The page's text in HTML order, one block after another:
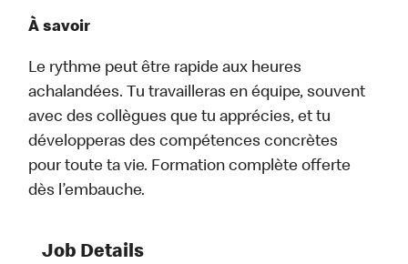
À savoir
Le rythme peut être rapide aux heures
achalandées. Tu travailleras en équipe, souvent
avec des collègues que tu apprécies, et tu
développeras des compétences concrètes
pour toute ta vie. Formation complète offerte
dès l’embauche.
Job Details